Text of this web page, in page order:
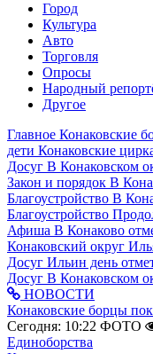
Город
Культура
Авто
Торговля
Опросы
Народный
Другое
Главное Конаковские
дети Конаковские
Досуг В Конаковском
Закон и порядок В
Благоустройство В
Благоустройство
Афиша В Конаково
Конаковский округ
Досуг Ильин день
Досуг В Конаковском
НОВОСТИ
Конаковские борцы
Сегодня: 10:22 ФОТО
Единоборства